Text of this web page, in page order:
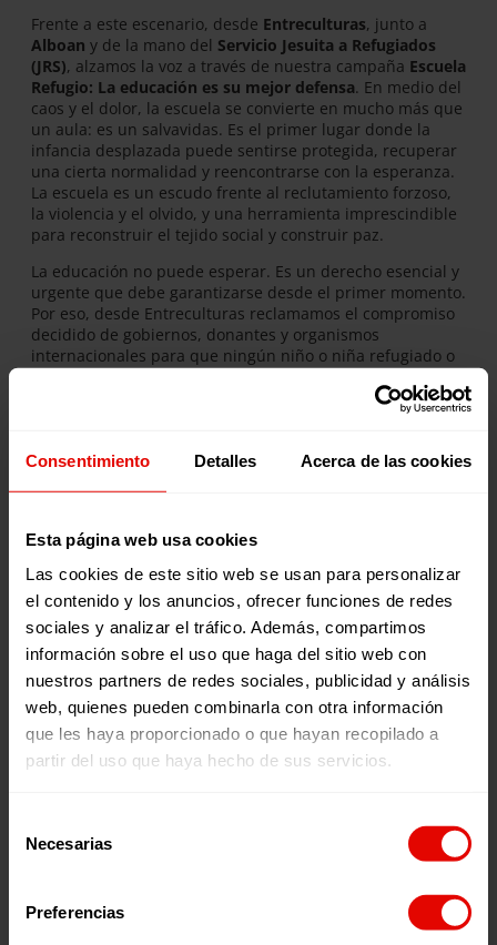
Consentimiento Detalles Acerca de las cookies
Esta página web usa cookies
Las cookies de este sitio web se usan para personalizar
el contenido y los anuncios, ofrecer funciones de redes
sociales y analizar el tráfico. Además, compartimos
información sobre el uso que haga del sitio web con
nuestros partners de redes sociales, publicidad y análisis
web, quienes pueden combinarla con otra información
que les haya proporcionado o que hayan recopilado a
partir del uso que haya hecho de sus servicios.
Necesarias
Preferencias
Frente a este escenario, desde Entreculturas, junto a
Alboan y de la mano del Servicio Jesuita a Refugiados
(JRS), alzamos la voz a través de nuestra campaña Escuela
Refugio: La educación es su mejor defensa. En medio del
caos y el dolor, la escuela se convierte en mucho más que
un aula: es un salvavidas. Es el primer lugar donde la
infancia desplazada puede sentirse protegida, recuperar
una cierta normalidad y reencontrarse con la esperanza.
La escuela es un escudo frente al reclutamiento forzoso,
la violencia y el olvido, y una herramienta imprescindible
para reconstruir el tejido social y construir paz.
La educación no puede esperar. Es un derecho esencial y
urgente que debe garantizarse desde el primer momento.
Por eso, desde Entreculturas reclamamos el compromiso
decidido de gobiernos, donantes y organismos
internacionales para que ningún niño o niña refugiado o
sistemas educativos en contextos de crisis cuenten con
Publicaciones de esta edición:
Creemos nuestra Escuela Refugio
Actitudes que acogen
Por la PAZ en GAZA
DESCARGA NUESTRA REVISTA
Publicaciones relacionadas: